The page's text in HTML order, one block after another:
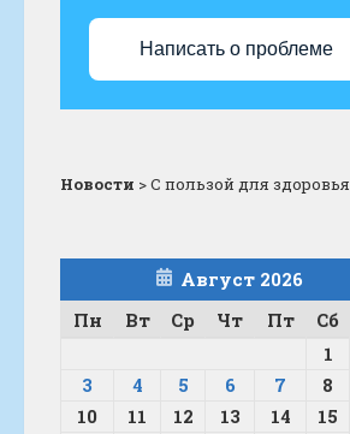
Написать о проблеме
Новости >С пользой для здоровья
Август 2026
Пн
Вт Ср Чт Пт Сб
1
3
4 5 6 7 8
10
11 12 13 14 15